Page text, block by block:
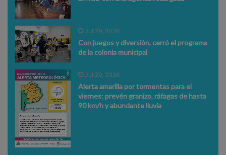
Jul 29, 2026
Con juegos y diversión, cerró el programa
de la colonia municipal
Jul 29, 2026
Alerta amarilla por tormentas para el
viernes: prevén granizo, ráfagas de hasta
90 km/h y abundante lluvia